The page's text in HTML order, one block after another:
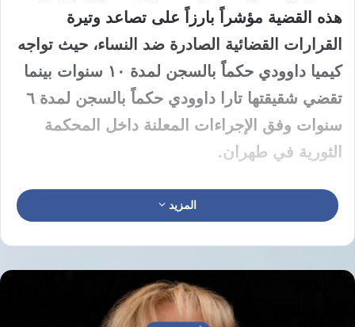
هذه القضية مؤشراً بارزاً على تصاعد وتيرة
القرارات القضائية الصادرة ضد النساء، حيث تواجه
كيميا داوودي حكماً بالسجن لمدة ١٠ سنوات بينما
تقضي شقيقتها تارا داوودي حكماً بالسجن لمدة ٦
سنوات وفق الإجراءات المعلنة داخل المحكمة
الثورية في طهران.
تستمر السلطات في طهران في تنفيذ سياسات
تقييد الحريات العامة وتوظيف المحاكم الثورية
لإصدار عقوبات قاسية ضد الفتيات والنساء اللواتي
شاركن في الاحتجاجات، وتخضع الشقيقتان حالياً
للحبس داخل جناح النساء في سجن إيفين، وهو
المزيد